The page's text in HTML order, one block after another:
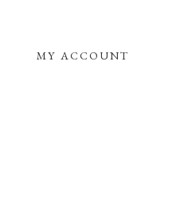
MY ACCOUNT